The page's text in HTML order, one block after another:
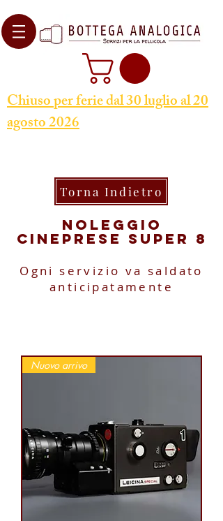
Chiuso per ferie dal 30 luglio al 20
agosto 2026
Torna Indietro
Noleggio
Cineprese Super 8
Ogni servizio va saldato
anticipatamente
Nuovo arrivo